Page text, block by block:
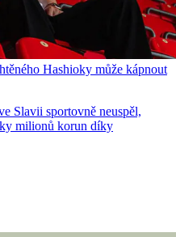
Hashioky může kápnout
Slavii sportovně neuspěl,
milionů korun díky